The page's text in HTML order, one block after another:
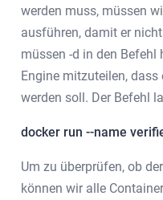
werden muss, müssen
ausführen, damit er
müssen -d in den Befehl
Engine mitzuteilen,
werden soll. Der Befehl
docker run --name
Um zu überprüfen, ob
können wir alle